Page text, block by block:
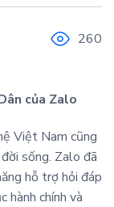
260
của Zalo
Việt Nam cũng
sống. Zalo đã
hỗ trợ hỏi đáp
chính và